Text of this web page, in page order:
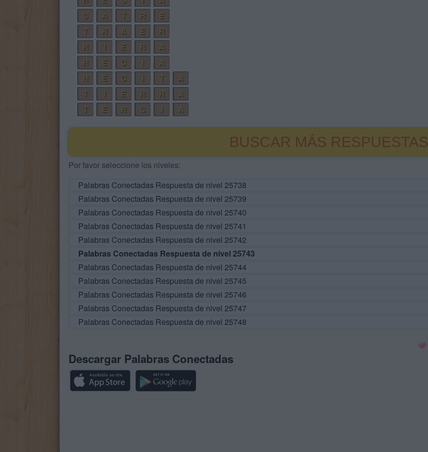
C
A T R
E
T
R A E
R
R
E R
A
R
E C
A
R
E C T
A
T
E R R
A
T
E R C A
BUSCAR MÁS RESPUESTAS
Por favor seleccione los niveles:
Palabras Conectadas Respuesta de nivel 25738
Palabras Conectadas Respuesta de nivel 25739
Palabras Conectadas Respuesta de nivel 25740
Palabras Conectadas Respuesta de nivel 25741
Palabras Conectadas Respuesta de nivel 25742
Palabras Conectadas Respuesta de nivel 25743
Palabras Conectadas Respuesta de nivel 25744
Palabras Conectadas Respuesta de nivel 25745
Palabras Conectadas Respuesta de nivel 25746
Palabras Conectadas Respuesta de nivel 25747
Palabras Conectadas Respuesta de nivel 25748
Descargar Palabras Conectadas